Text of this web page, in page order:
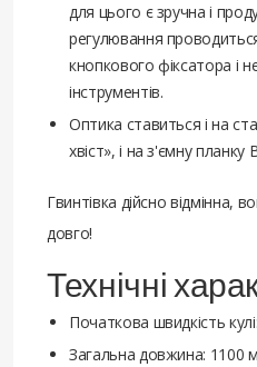
для цього є зручна і
регулювання
кнопкового фіксатора і
інструментів.
Оптика ставиться і на
хвіст», і на з'ємну планку
Гвинтівка дійсно відмінна,
довго!
Технічні
Початкова швидкість
Загальна довжина: 1100